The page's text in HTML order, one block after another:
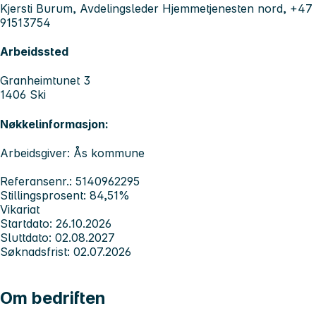
Kjersti Burum, Avdelingsleder Hjemmetjenesten nord, +47
91513754
Arbeidssted
Granheimtunet 3
1406 Ski
Nøkkelinformasjon:
Arbeidsgiver: Ås kommune
Referansenr.: 5140962295
Stillingsprosent: 84,51%
Vikariat
Startdato: 26.10.2026
Sluttdato: 02.08.2027
Søknadsfrist: 02.07.2026
Om bedriften